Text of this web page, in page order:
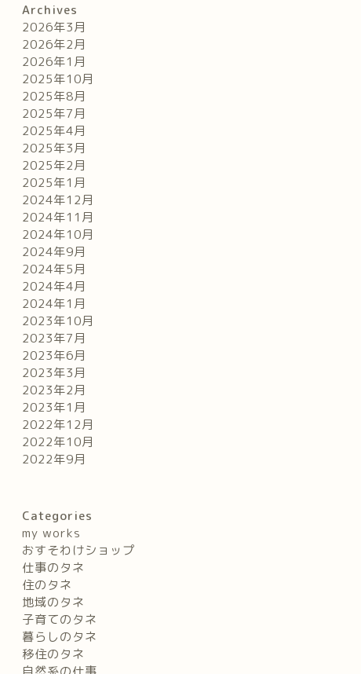
Archives
2026年3月
2026年2月
2026年1月
2025年10月
2025年8月
2025年7月
2025年4月
2025年3月
2025年2月
2025年1月
2024年12月
2024年11月
2024年10月
2024年9月
2024年5月
2024年4月
2024年1月
2023年10月
2023年7月
2023年6月
2023年3月
2023年2月
2023年1月
2022年12月
2022年10月
2022年9月
Categories
my works
おすそわけショップ
仕事のタネ
住のタネ
地域のタネ
子育てのタネ
暮らしのタネ
移住のタネ